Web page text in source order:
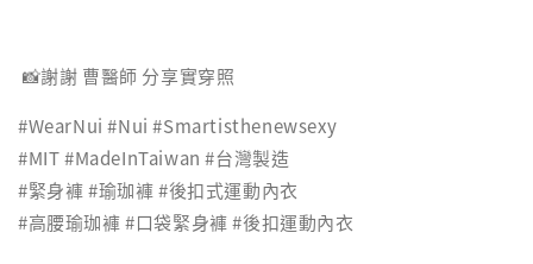
📸謝謝 曹醫師 分享實穿照
#WearNui #Nui #Smartisthenewsexy
#MIT #MadeInTaiwan #台灣製造
#緊身褲 #瑜珈褲 #後扣式運動內衣
#高腰瑜珈褲 #口袋緊身褲 #後扣運動內衣